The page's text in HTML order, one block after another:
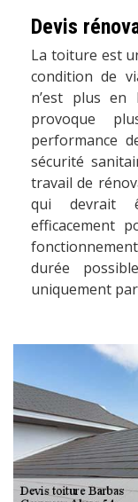
Devis
La toiture est
condition de
n’est plus en
provoque
performance
sécurité
travail de
qui devrait
efficacement
durée
uniquement